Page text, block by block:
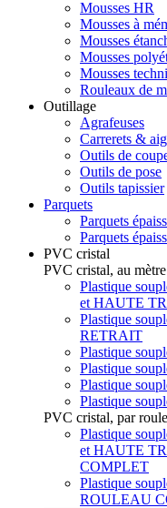
Mousses HR
Mousses à
Mousses
Mousses
Mousses
Rouleaux de
Outillage
Agrafeuses
Carrerets &
Outils de
Outils de pose
Outils tapissier
Parquets
Parquets
Parquets
PVC cristal
PVC cristal, au mètre
Plastique
et HAUTE
Plastique
RETRAIT
Plastique
Plastique
Plastique
Plastique
PVC cristal, par
Plastique
et HAUTE
COMPLET
Plastique
ROULEAU